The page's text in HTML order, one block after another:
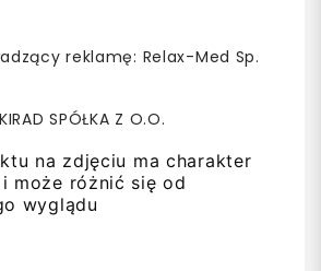
reklamę: Relax-Med Sp.
SPÓŁKA Z O.O.
na zdjęciu ma charakter
może różnić się od
wyglądu